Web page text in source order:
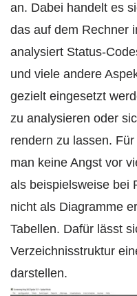
an. Dabei handelt es
das auf dem Rechner
analysiert Status-
und viele andere
gezielt eingesetzt
zu analysieren oder
rendern zu lassen.
man keine Angst vor
als beispielsweise bei
nicht als Diagramme
Tabellen. Dafür lässt
Verzeichnisstruktur
darstellen.